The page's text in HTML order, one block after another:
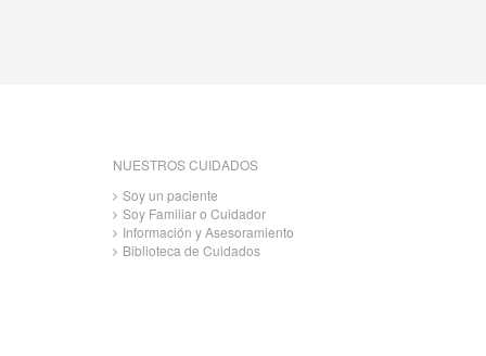
NUESTROS CUIDADOS
Soy un paciente
Soy Familiar o Cuidador
Información y Asesoramiento
Biblioteca de Cuidados